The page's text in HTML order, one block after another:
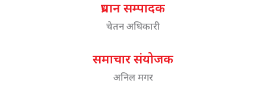
प्रधान सम्पादक
चेतन अधिकारी
समाचार संयोजक
अनिल मगर